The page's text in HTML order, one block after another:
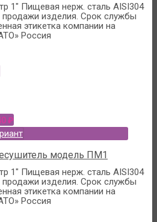
1" Пищевая нерж. сталь AISI304
изделия. Срок службы
этикетка компании на
Россия
₽
модель ПМ1
1" Пищевая нерж. сталь AISI304
изделия. Срок службы
этикетка компании на
Россия